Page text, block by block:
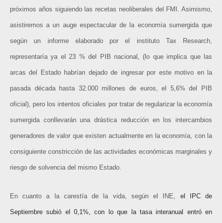
próximos años siguiendo las recetas neoliberales del FMI. Asimismo,
asistiremos a un auge espectacular de la economía sumergida que
según un informe elaborado por el instituto Tax Research,
representaría ya el 23 % del PIB nacional, (lo que implica que las
arcas del Estado habrían dejado de ingresar por este motivo en la
pasada década hasta 32.000 millones de euros, el 5,6% del PIB
oficial), pero los intentos oficiales por tratar de regularizar la economía
sumergida conllevarán una drástica reducción en los intercambios
generadores de valor que existen actualmente en la economía, con la
consiguiente constricción de las actividades económicas marginales y
riesgo de solvencia del mismo Estado.
En cuanto a la carestía de la vida, según el INE, el IPC de
Septiembre subió el 0,1%, con lo que la tasa interanual entró en